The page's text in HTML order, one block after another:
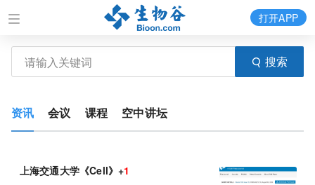
搜索
打开APP
资讯 会议 课程 空中讲坛
上海交通大学《Cell》+1